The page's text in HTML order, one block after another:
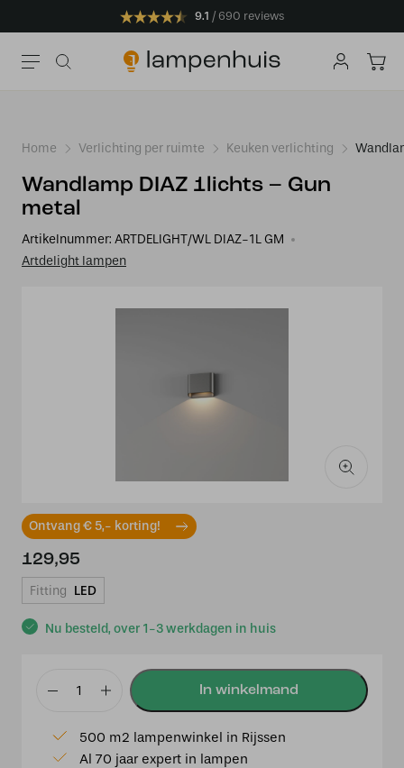
9.1 690 reviews
Home Verlichting per ruimte Keuken verlichting
Wandlamp DIAZ 1lichts – Gun
metal
Artikelnummer: ARTDELIGHT/WL DIAZ-1L GM
Artdelight lampen
Ontvang € 5,- korting!
Nu besteld, over 1-3 werkdagen in huis
129,95
Fitting LED
Wandlamp
1lichts 500 m2 lampenwinkel in Rijssen
Al 70 jaar expert in lampen